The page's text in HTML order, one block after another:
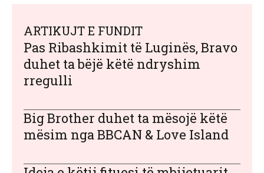
ARTIKUJT E FUNDIT
Pas Ribashkimit të Luginës, Bravo
duhet ta bëjë këtë ndryshim
rregulli
Big Brother duhet ta mësojë këtë
mësim nga BBCAN & Love Island